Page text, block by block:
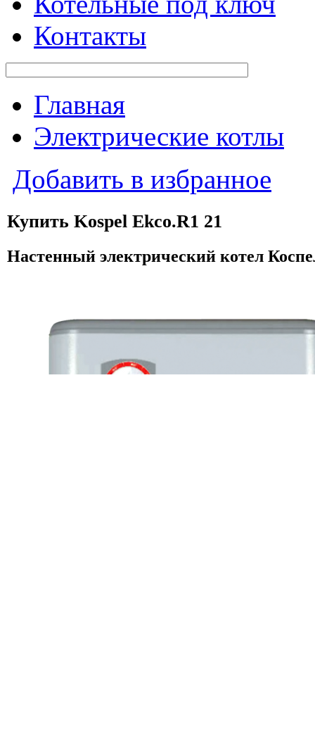
Контакты
Главная
Электрические котлы
Добавить в избранное
Купить Kospel Ekco.R1 21
Настенный электрический котел